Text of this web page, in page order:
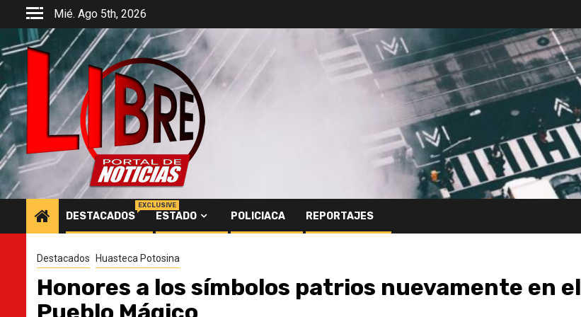
Saltar
contenido
Mié. Ago 5th, 2026
DESTACADOS
EXCLUSIVE
ESTADO POLICIACA REPORTAJES
Destacados Huasteca Potosina
Honores a los símbolos patrios nuevamente en el